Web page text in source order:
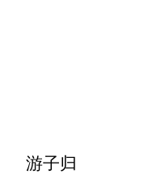
游子归